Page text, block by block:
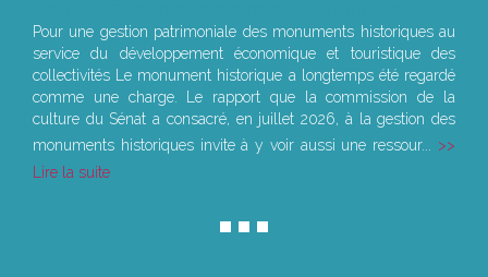
Pour une gestion patrimoniale des monuments historiques au
service du développement économique et touristique des
collectivités Le monument historique a longtemps été regardé
comme une charge. Le rapport que la commission de la
culture du Sénat a consacré, en juillet 2026, à la gestion des
monuments historiques invite à y voir aussi une ressour...
Lire la suite